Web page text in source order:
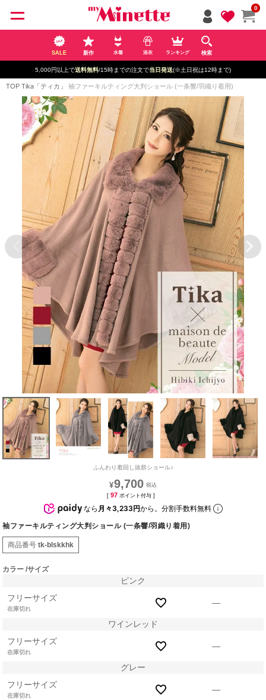
0
SALE 新作 水着 浴衣 ランキング 検索
5,000円以上で送料無料/15時までの注文で当日発送(※土日祝は12時まで)
TOP Tika「ティカ」 袖ファーキルティング大判ショール (一条響/羽織り着用)
ふんわり着回し抜群ショール♪
¥9,700
[ 97 ポイント付与 ]
なら 月々3,233円から。分割手数料無料
袖ファーキルティング大判ショール (一条響/羽織り着用)
商品番号 tk-blskkhk
カラー サイズ
ピンク
フリーサイズ
在庫切れ
—
ワインレッド
フリーサイズ
在庫切れ
—
グレー
フリーサイズ
在庫切れ
—
ペー
ジト
ップ